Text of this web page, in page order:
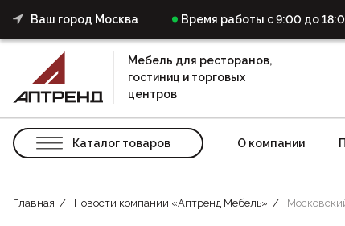
Ваш город Москва Время работы с 9:00 до
Мебель для ресторанов,
гостиниц и торговых
центров
Каталог товаров О компании
Главная Новости компании «Аптренд Мебель»